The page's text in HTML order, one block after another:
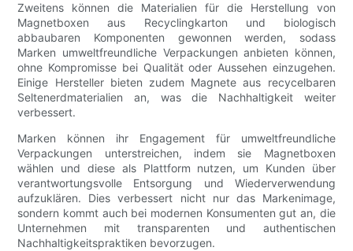
Zweitens können die Materialien für die Herstellung von
Magnetboxen aus Recyclingkarton und biologisch
abbaubaren Komponenten gewonnen werden, sodass
Marken umweltfreundliche Verpackungen anbieten können,
ohne Kompromisse bei Qualität oder Aussehen einzugehen.
Einige Hersteller bieten zudem Magnete aus recycelbaren
Seltenerdmaterialien an, was die Nachhaltigkeit weiter
verbessert.
Marken können ihr Engagement für umweltfreundliche
Verpackungen unterstreichen, indem sie Magnetboxen
wählen und diese als Plattform nutzen, um Kunden über
verantwortungsvolle Entsorgung und Wiederverwendung
aufzuklären. Dies verbessert nicht nur das Markenimage,
sondern kommt auch bei modernen Konsumenten gut an, die
Unternehmen mit transparenten und authentischen
Nachhaltigkeitspraktiken bevorzugen.